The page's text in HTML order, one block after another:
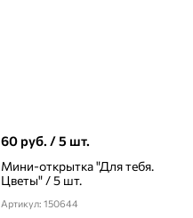
60 руб. / 5 шт.
Мини-открытка "Для тебя.
Цветы" / 5 шт.
Артикул: 150644